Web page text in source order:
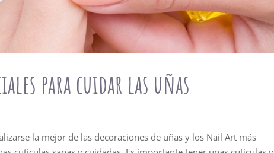
para cuidar las uñas
la mejor de las decoraciones de uñas y los Nail Art más